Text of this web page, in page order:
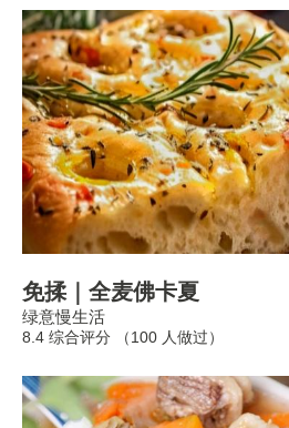
免揉｜全麦佛卡夏
绿意慢生活
8.4 综合评分 （100 人做过）